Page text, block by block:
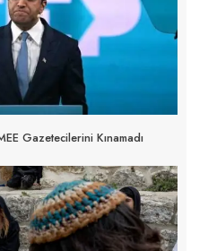
Gazetecilerini Kınamadı